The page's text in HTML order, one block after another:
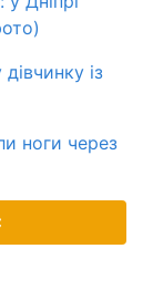
із
ноги через